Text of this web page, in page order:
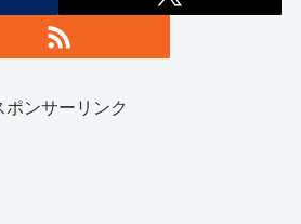
ポンサーリンク